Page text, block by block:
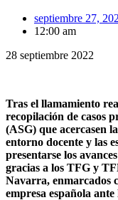
septiembre 27,
12:00 am
28 septiembre 2022
Tras el llamamiento
recopilación de casos
(ASG) que acercasen
entorno docente y las
presentarse los
gracias a los TFG y
Navarra, enmarcados
empresa española